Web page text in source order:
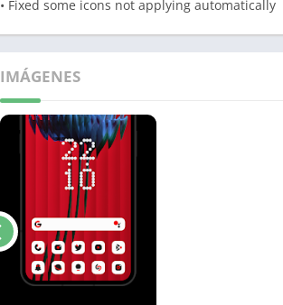
• Fixed some icons not applying automatically
IMÁGENES